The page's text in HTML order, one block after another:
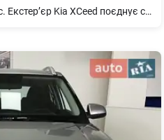
Дизайн, що підкреслює статус. Екстер’єр Kia XCeed поєднує сучасний стиль і динамічні форми, створюючи образ автомобіля, який виглядає престижно у діловому середовищі та відповідає іміджу сучасної компанії.